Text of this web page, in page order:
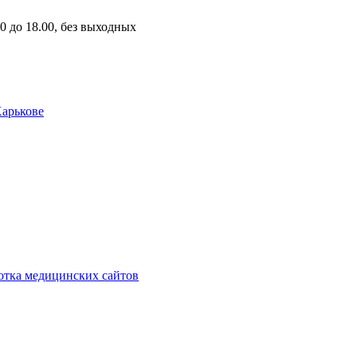
до 18.00, без выходных
медицинских сайтов